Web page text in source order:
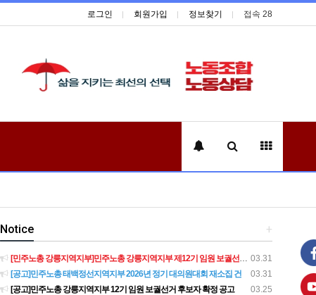
로그인 회원가입 정보찾기 접속 28
+
Notice
03.31
[민주노총 강릉지역지부]민주노총 강릉지역지부 제12기 임원 보궐선거결과 공고
03.31
[공고]민주노총 태백정선지역지부 2026년 정기 대의원대회 재소집 건
03.25
[공고]민주노총 강릉지역지부 12기 임원 보궐선거 후보자 확정 공고